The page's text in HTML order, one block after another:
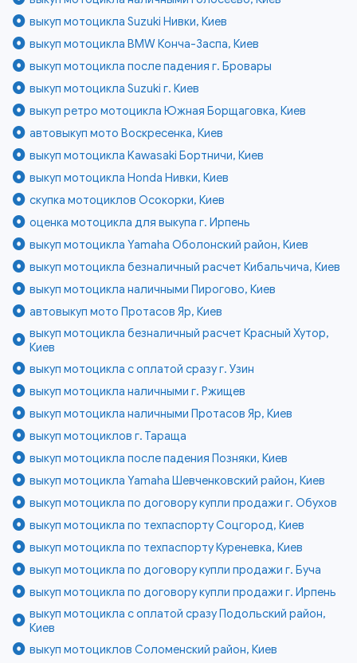
выкуп мотоцикла Suzuki Нивки, Киев
выкуп мотоцикла BMW Конча-Заспа, Киев
выкуп мотоцикла после падения г. Бровары
выкуп мотоцикла Suzuki г. Киев
выкуп ретро мотоцикла Южная Борщаговка, Киев
автовыкуп мото Воскресенка, Киев
выкуп мотоцикла Kawasaki Бортничи, Киев
выкуп мотоцикла Honda Нивки, Киев
скупка мотоциклов Осокорки, Киев
оценка мотоцикла для выкупа г. Ирпень
выкуп мотоцикла Yamaha Оболонский район, Киев
выкуп мотоцикла безналичный расчет Кибальчича, Киев
выкуп мотоцикла наличными Пирогово, Киев
автовыкуп мото Протасов Яр, Киев
выкуп мотоцикла безналичный расчет Красный Хутор,
Киев
выкуп мотоцикла с оплатой сразу г. Узин
выкуп мотоцикла наличными г. Ржищев
выкуп мотоцикла наличными Протасов Яр, Киев
выкуп мотоциклов г. Тараща
выкуп мотоцикла после падения Позняки, Киев
выкуп мотоцикла Yamaha Шевченковский район, Киев
выкуп мотоцикла по договору купли продажи г. Обухов
выкуп мотоцикла по техпаспорту Соцгород, Киев
выкуп мотоцикла по техпаспорту Куреневка, Киев
выкуп мотоцикла по договору купли продажи г. Буча
выкуп мотоцикла по договору купли продажи г. Ирпень
выкуп мотоцикла с оплатой сразу Подольский район,
Киев
выкуп мотоциклов Соломенский район, Киев